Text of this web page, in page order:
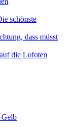
schönste
dass müsst
die Lofoten
Gelb